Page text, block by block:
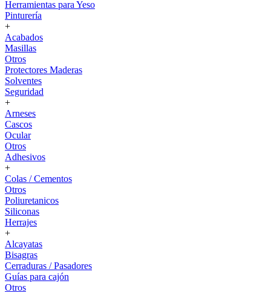
Herramientas para Yeso
Pinturería
+
Acabados
Masillas
Otros
Protectores Maderas
Solventes
Seguridad
+
Arneses
Cascos
Ocular
Otros
Adhesivos
+
Colas / Cementos
Otros
Poliuretanicos
Siliconas
Herrajes
+
Alcayatas
Bisagras
Cerraduras / Pasadores
Guías para cajón
Otros